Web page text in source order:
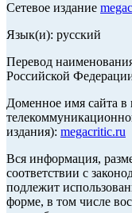
Сетевое издание
Язык(и): русский
Перевод
Российской
Доменное имя сайта
издания): megacritic.ru
Вся информация,
соответствии с
подлежит
форме, в том числе